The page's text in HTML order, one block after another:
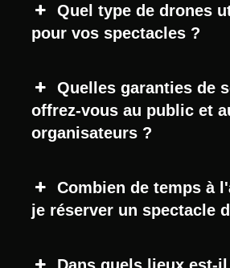
Quel type de drones
pour vos spectacles ?
Quelles garanties de
offrez-vous au public et
organisateurs ?
Combien de temps à
je réserver un spectacle
Dans quels lieux est-